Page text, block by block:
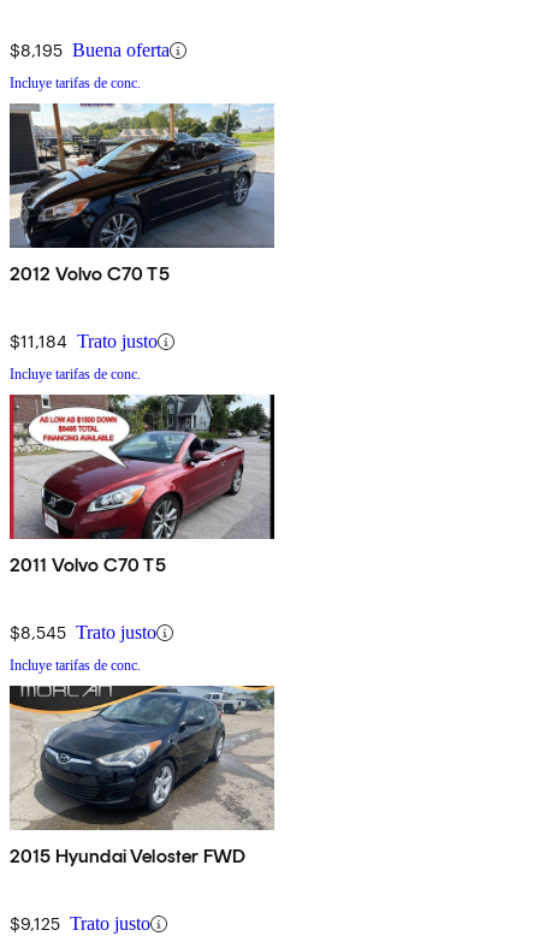
$8,195 Buena oferta
Incluye tarifas de conc.
2012 Volvo C70 T5
$11,184 Trato justo
Incluye tarifas de conc.
2011 Volvo C70 T5
$8,545 Trato justo
Incluye tarifas de conc.
2015 Hyundai Veloster FWD
$9,125 Trato justo